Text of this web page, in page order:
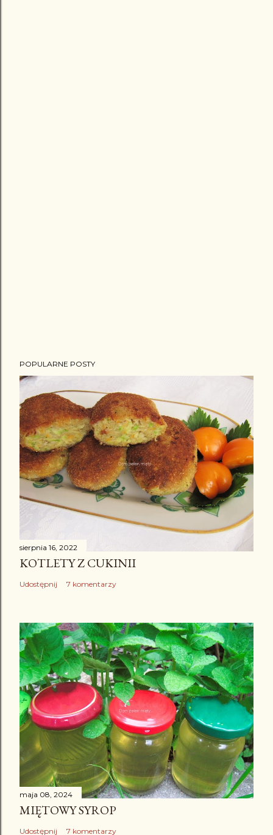
POPULARNE POSTY
sierpnia 16, 2022
KOTLETY Z CUKINII
Udostępnij 7 komentarzy
maja 08, 2024
MIĘTOWY SYROP
Udostępnij 7 komentarzy